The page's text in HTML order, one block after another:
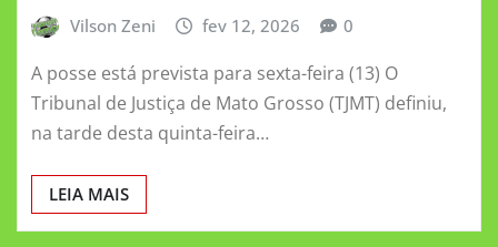
Vilson Zeni fev 12, 2026 0
A posse está prevista para sexta-feira (13) O
Tribunal de Justiça de Mato Grosso (TJMT) definiu,
na tarde desta quinta-feira…
LEIA MAIS